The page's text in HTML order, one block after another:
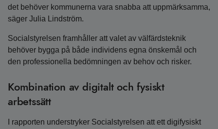
det behöver kommunerna vara snabba att uppmärksamma,
säger Julia Lindström.
Socialstyrelsen framhåller att valet av välfärdsteknik
behöver bygga på både individens egna önskemål och
den professionella bedömningen av behov och risker.
Kombination av digitalt och fysiskt
arbetssätt
I rapporten understryker Socialstyrelsen att ett digifysiskt